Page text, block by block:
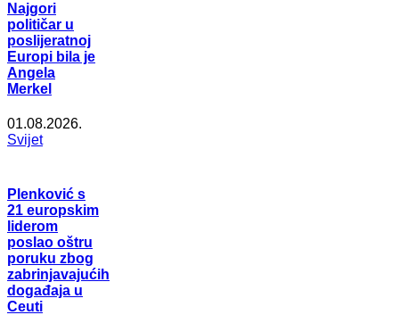
Najgori
političar u
poslijeratnoj
Europi bila je
Angela
Merkel
01.08.2026.
Svijet
Plenković s
21 europskim
liderom
poslao oštru
poruku zbog
zabrinjavajućih
događaja u
Ceuti